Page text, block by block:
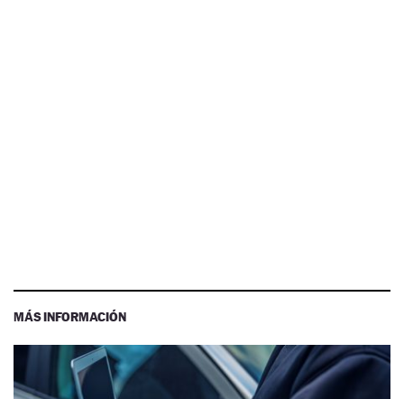
MÁS INFORMACIÓN